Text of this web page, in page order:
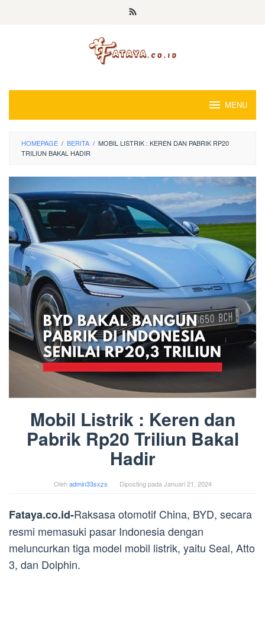
MENU
HOMEPAGE / BERITA / MOBIL LISTRIK : KEREN DAN PABRIK RP20
TRILIUN BAKAL HADIR
Mobil Listrik : Keren dan
Pabrik Rp20 Triliun Bakal
Hadir
Olehadmin33sxzs Diposting padaJanuari 21, 2024
Fataya.co.id-Raksasa otomotif China, BYD, secara
resmi memasuki pasar Indonesia dengan
meluncurkan tiga model mobil listrik, yaitu Seal, Atto
3, dan Dolphin.